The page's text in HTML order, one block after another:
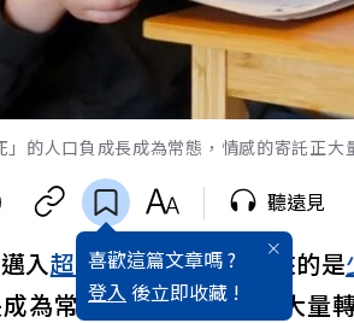
」的人口負成長成為常態，情感的寄託正
喜歡這篇文章嗎 ?
登入 後立即收藏 !
聽遠見
入超高齡社會，伴隨而來的是
為常態，情感的寄託正大量